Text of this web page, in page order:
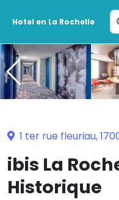
Hotel en La Rochelle
1 ter rue fleuriau,
ibis La
Historique